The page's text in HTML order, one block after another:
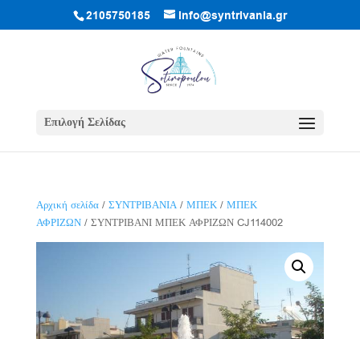
2105750185 info@syntrivania.gr
Επιλογή Σελίδας
Αρχική σελίδα/ ΣΥΝΤΡΙΒΑΝΙΑ/ ΜΠΕΚ/ ΜΠΕΚ
ΑΦΡΙΖΩΝ/ ΣΥΝΤΡΙΒΑΝΙ ΜΠΕΚ ΑΦΡΙΖΩΝ CJ114002